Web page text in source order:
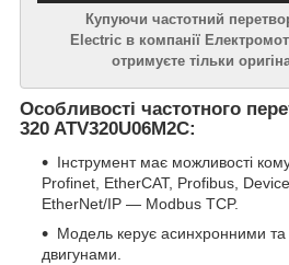
Купуючи частотний
Electric в компанії
отримуєте тільки
Особливості частотного
320 ATV320U06M2C:
Інструмент має можливості
Profinet, EtherCAT, Profibus,
EtherNet/IP — Modbus TCP.
Модель керує асинхронними
двигунами.